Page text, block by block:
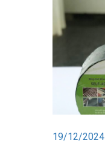
19/12/2024